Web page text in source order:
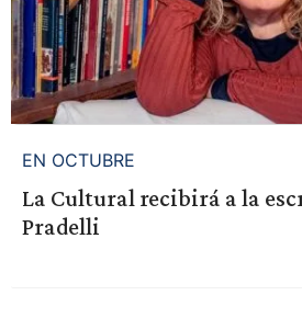
EN OCTUBRE
La Cultural recibirá a la
Pradelli